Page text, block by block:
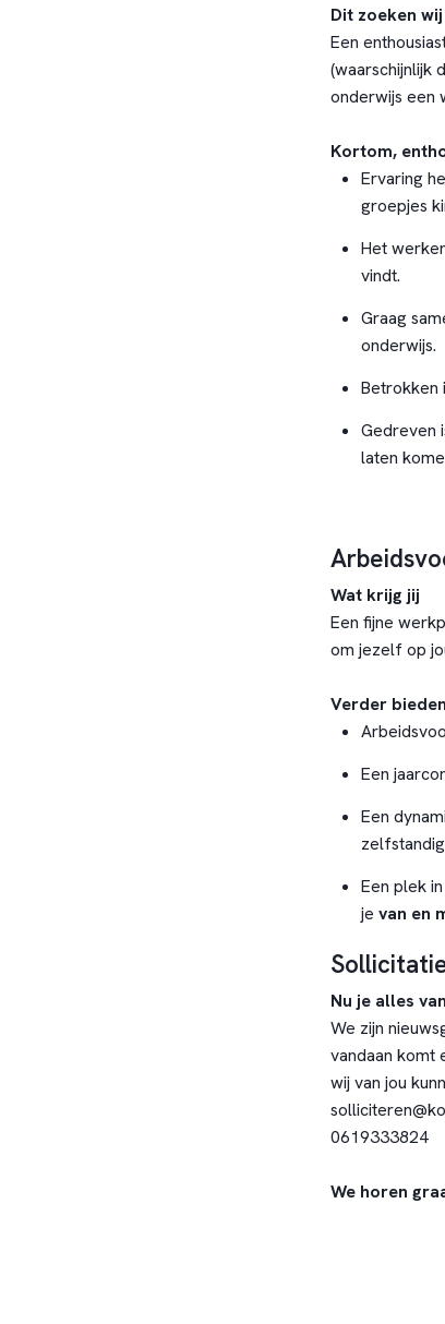
Dit zoeken wij
Een
(waarschijnlijk
onderwijs een
Kortom,
Ervaring
groepjes
Het
vindt.
Graag
onderwijs.
Betrokken
Gedreven
laten
Wat krijg jij
Een fijne
om jezelf op
Verder
Een
Een
Een plek
je van en
Nu je alles
We zijn
vandaan komt
wij van jou
0619333824
We horen